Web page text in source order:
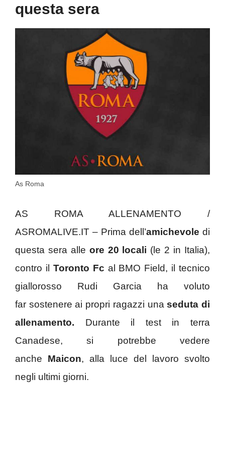
questa sera
As Roma
AS ROMA ALLENAMENTO /
ASROMALIVE.IT – Prima dell’amichevole di
questa sera alle ore 20 locali (le 2 in Italia),
contro il Toronto Fc al BMO Field, il tecnico
giallorosso Rudi Garcia ha voluto
far sostenere ai propri ragazzi unaseduta di
allenamento. Durante il test in terra
Canadese, si potrebbe vedere
anche Maicon, alla luce del lavoro svolto
negli ultimi giorni.